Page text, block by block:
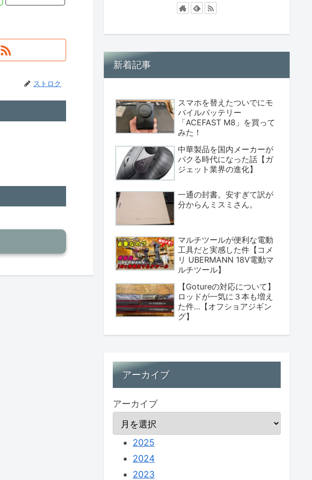
ストロク
新着記事
スマホを替えたついでにモ
バイルバッテリー
「ACEFAST M8」を買って
みた！
中華製品を国内メーカーが
パクる時代になった話【ガ
ジェット業界の進化】
一通の封書。安すぎて訳が
分からんミスミさん。
マルチツールが便利な電動
工具だと実感した件【コメ
リ UBERMANN 18V電動マ
ルチツール】
【Gotureの対応について】
ロッドが一気に３本も増え
た件…【オフショアジギン
グ】
アーカイブ
アーカイブ
2025
2024
2023